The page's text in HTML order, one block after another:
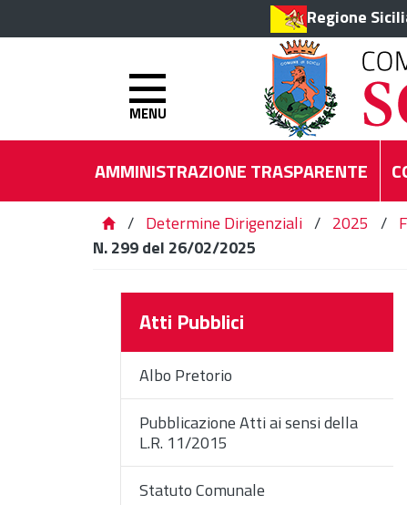
Regione
MENU
AMMINISTRAZIONE TRASPARENTE
/ Determine Dirigenziali / 2025 /
N. 299 del 26/02/2025
Atti Pubblici
Albo Pretorio
Pubblicazione Atti ai sensi della
L.R. 11/2015
Statuto Comunale